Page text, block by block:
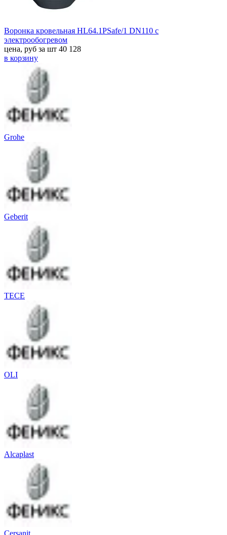
Воронка кровельная HL64.1PSafe/1 DN110 с
электрообогревом
цена, руб за шт 40 128
в корзину
Grohe
Geberit
TECE
OLI
Alcaplast